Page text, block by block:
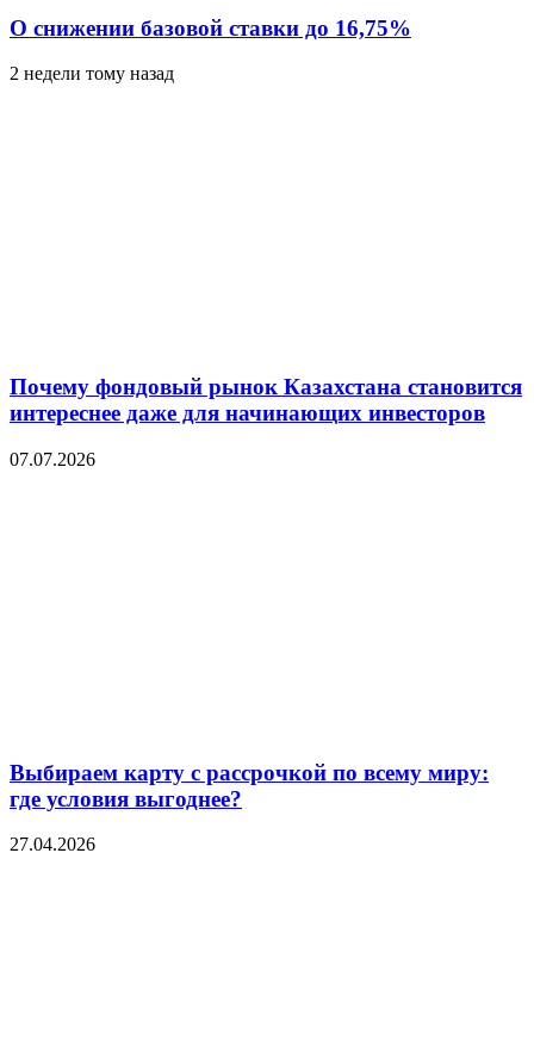
О снижении базовой ставки до 16,75%
2 недели тому назад
Почему фондовый рынок Казахстана становится
интереснее даже для начинающих инвесторов
07.07.2026
Выбираем карту с рассрочкой по всему миру:
где условия выгоднее?
27.04.2026